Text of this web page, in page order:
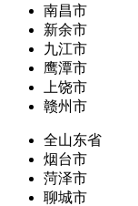
南昌市
新余市
九江市
鹰潭市
上饶市
赣州市
全山东省
烟台市
菏泽市
聊城市